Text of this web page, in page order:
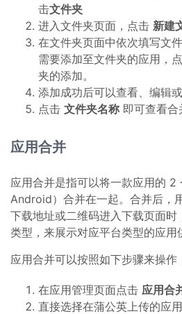
击文件夹
进入文件夹页面，点击 新建
在文件夹页面中依次填写文
需要添加至文件夹的应用，
夹的添加。
添加成功后可以查看、编辑
点击 文件夹名称 即可查看
应用合并
应用合并是指可以将一款应用的 2
Android）合并在一起。合并后，
下载地址或二维码进入下载页面时
类型，来展示对应平台类型的应用
应用合并可以按照如下步骤来操作
在应用管理页面点击 应用合
直接选择在蒲公英上传的应